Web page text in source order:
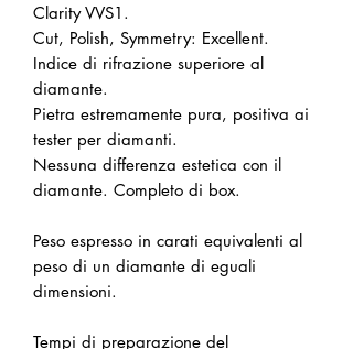
Clarity VVS1.
Cut, Polish, Symmetry: Excellent.
Indice di rifrazione superiore al
diamante.
Pietra estremamente pura, positiva ai
tester per diamanti.
Nessuna differenza estetica con il
diamante. Completo di box.
Peso espresso in carati equivalenti al
peso di un diamante di eguali
dimensioni.
Tempi di preparazione del